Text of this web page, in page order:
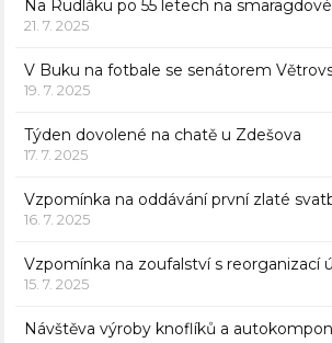
Na Rudláku po 55 letech na
21. 7. 2025
V Buku na fotbale se senátorem
19. 7. 2025
Týden dovolené na chatě u Zdešova
17. 7. 2025
Vzpomínka na oddávání první zlaté
16. 7. 2025
Vzpomínka na zoufalství s reorganizací
15. 7. 2025
Návštěva výroby knoflíků a